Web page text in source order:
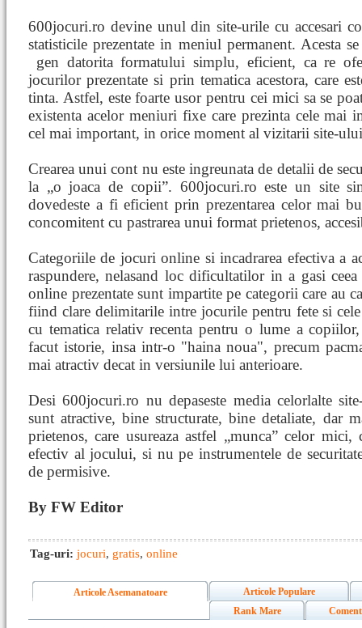
600jocuri.ro devine unul din site-urile cu accesari
statisticile prezentate in meniul permanent. Acesta
gen datorita formatului simplu, eficient, care
jocurilor prezentate si prin tematica acestora, care
tinta. Astfel, este foarte usor pentru cei mici sa se
existenta acelor meniuri fixe care prezinta cele mai
cel mai important, in orice moment al vizitarii site-
Crearea unui cont nu este ingreunata de detalii de
la „o joaca de copii”. 600jocuri.ro este un site
dovedeste a fi eficient prin prezentarea celor mai
concomitent cu pastrarea unui format prietenos,
Categoriile de jocuri online si incadrarea efectiva a
raspundere, nelasand loc dificultatilor in a gasi
online prezentate sunt impartite pe categorii care au
fiind clare delimitarile intre jocurile pentru fete si
cu tematica relativ recenta pentru o lume a
facut istorie, insa intr-o "haina noua", precum
mai atractiv decat in versiunile lui anterioare.
Desi 600jocuri.ro nu depaseste media celorlalte
sunt atractive, bine structurate, bine detaliate, dar
prietenos, care usureaza astfel „munca” celor mici,
efectiv al jocului, si nu pe instrumentele de
de permisive.
By FW Editor
Tag-uri: jocuri, gratis, online
Articole Asemanatoare
Articole Populare
Rank Mare